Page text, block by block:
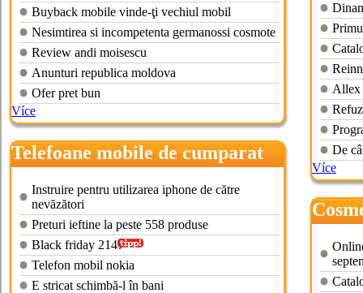
Buyback mobile vinde-ţi vechiul mobil
Nesimtirea si incompetenta germanossi cosmote
Review andi moisescu
Anunturi republica moldova
Ofer pret bun
Více
Telefoane mobile de cumparat
online
Instruire pentru utilizarea iphone de către
nevăzători
Preturi ieftine la peste 558 produse
Black friday 214
Telefon mobil nokia
E stricat schimbă-l în bani
Allex
De
Více
vechi